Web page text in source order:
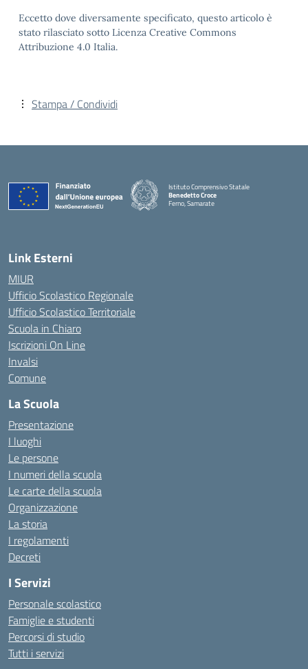
Eccetto dove diversamente specificato, questo articolo è
stato rilasciato sotto Licenza Creative Commons
Attribuzione 4.0 Italia.
Stampa / Condividi
Istituto Comprensivo Statale
Benedetto Croce
Ferno, Samarate
Link Esterni
MIUR
Ufficio Scolastico Regionale
Ufficio Scolastico Territoriale
Scuola in Chiaro
Iscrizioni On Line
Invalsi
Comune
La Scuola
Presentazione
I luoghi
Le persone
I numeri della scuola
Le carte della scuola
Organizzazione
La storia
I regolamenti
Decreti
I Servizi
Personale scolastico
Famiglie e studenti
Percorsi di studio
Tutti i servizi